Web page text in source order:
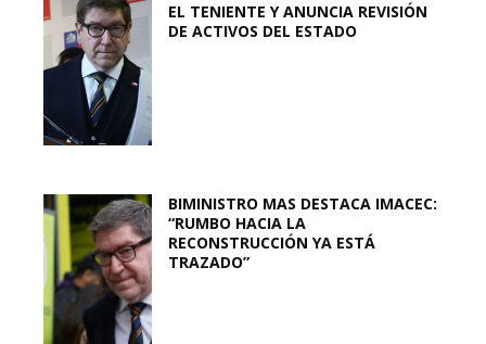
EL TENIENTE Y ANUNCIA REVISIÓN
DE ACTIVOS DEL ESTADO
BIMINISTRO MAS DESTACA IMACEC:
“RUMBO HACIA LA
RECONSTRUCCIÓN YA ESTÁ
TRAZADO”